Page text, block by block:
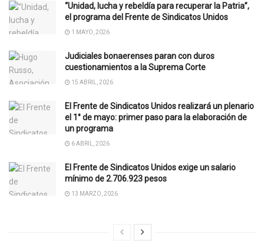
“Unidad, lucha y rebeldía para recuperar la Patria”,
el programa del Frente de Sindicatos Unidos
1 MAYO, 2026
Judiciales bonaerenses paran con duros
cuestionamientos a la Suprema Corte
15 ABRIL, 2026
El Frente de Sindicatos Unidos realizará un plenario
el 1° de mayo: primer paso para la elaboración de
un programa
6 ABRIL, 2026
El Frente de Sindicatos Unidos exige un salario
mínimo de 2.706.923 pesos
13 MARZO, 2026